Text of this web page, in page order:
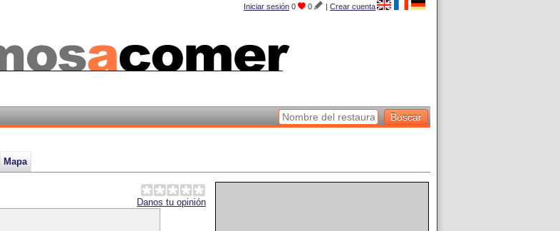
Iniciar sesión 0 0 | Crear cuenta
Mapa
Danos tu opinión